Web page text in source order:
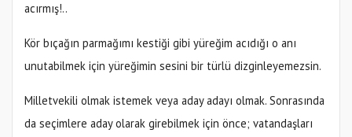
acırmış!..
Kör bıçağın parmağımı kestiği gibi yüreğim acıdığı o anı
unutabilmek için yüreğimin sesini bir türlü dizginleyemezsin.
Milletvekili olmak istemek veya aday adayı olmak. Sonrasında
da seçimlere aday olarak girebilmek için önce; vatandaşları